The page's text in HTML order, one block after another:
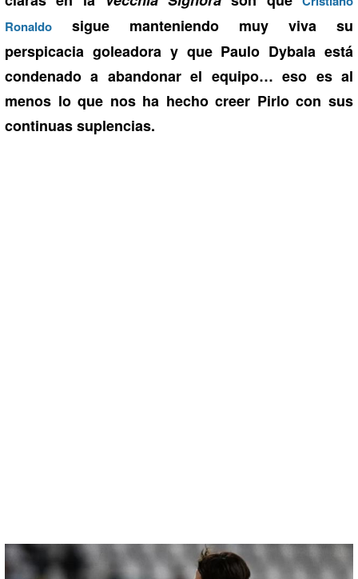
Ronaldo sigue manteniendo muy viva su
perspicacia goleadora y que Paulo Dybala está
condenado a abandonar el equipo… eso es al
menos lo que nos ha hecho creer Pirlo con sus
continuas suplencias.